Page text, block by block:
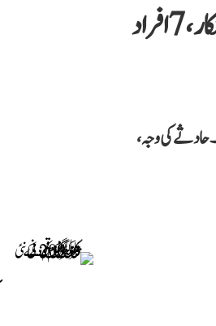
ہماچل پردیش: چمبا ضلع میں پرائیویٹ بس بے قابو ہوکر حادثے کا شکار، 7 افراد
کی تصدیق کی ہے۔ حادثے کی وجہ،